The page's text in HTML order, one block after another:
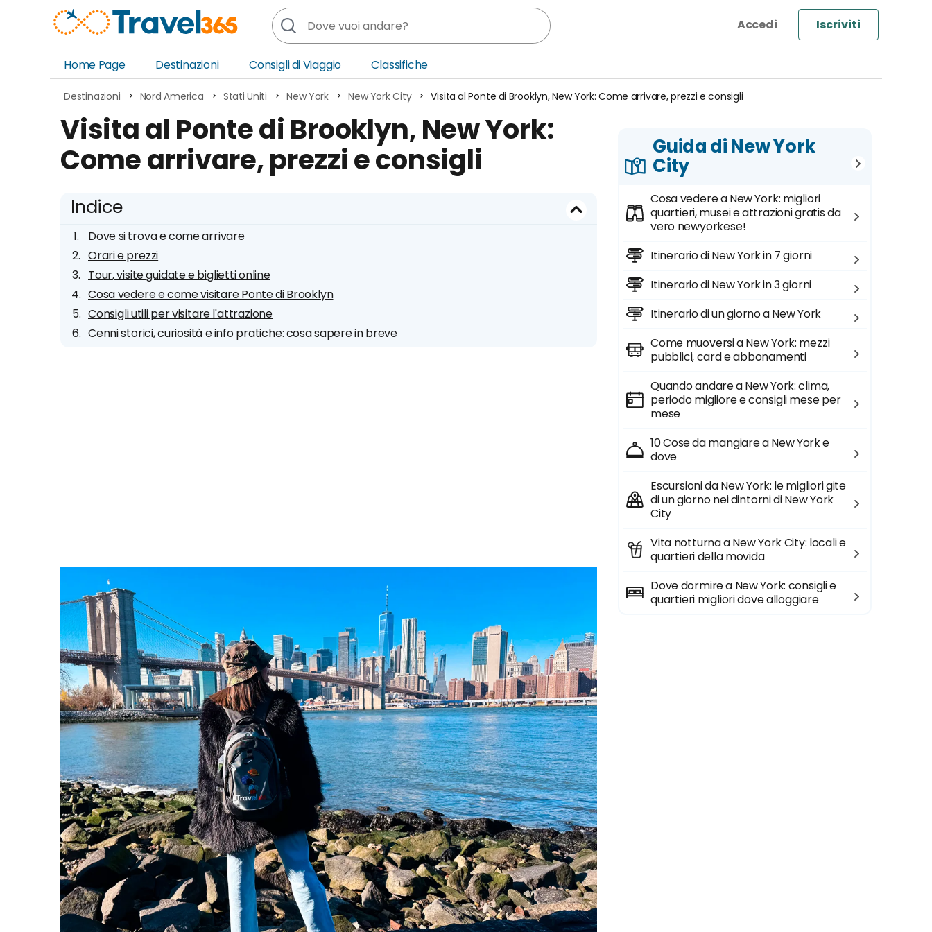
Iscriviti
Home Page
Destinazioni
Africa
Europa
Oceania
Nord America
America Centrale
Sud America
Medio Oriente
Consigli di Viaggio Classifiche
Destinazioni Nord America Stati Uniti New York New York City Visita al Ponte di Brooklyn, New York: Come arrivare, prezzi e consigli
Visita al Ponte di Brooklyn, New York:
Come arrivare, prezzi e consigli
Indice
Dove si trova e come arrivare
Orari e prezzi
Tour, visite guidate e biglietti online
Cosa vedere e come visitare Ponte di Brooklyn
Consigli utili per visitare l'attrazione
Cenni storici, curiosità e info pratiche: cosa sapere in breve
Guida di New York
City
Cosa vedere a New York: migliori
quartieri, musei e attrazioni gratis da
vero newyorkese!
Itinerario di New York in 7 giorni
Itinerario di New York in 3 giorni
Itinerario di un giorno a New York
Come muoversi a New York: mezzi
pubblici, card e abbonamenti
Quando andare a New York: clima,
periodo migliore e consigli mese per
mese
10 Cose da mangiare a New York e
dove
Escursioni da New York: le migliori gite
di un giorno nei dintorni di New York
City
Vita notturna a New York City: locali e
quartieri della movida
Dove dormire a New York: consigli e
quartieri migliori dove alloggiare